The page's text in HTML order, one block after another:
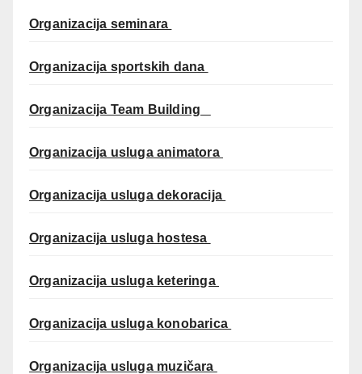
Organizacija seminara
Organizacija sportskih dana
Organizacija Team Building
Organizacija usluga animatora
Organizacija usluga dekoracija
Organizacija usluga hostesa
Organizacija usluga keteringa
Organizacija usluga konobarica
Organizacija usluga muzičara